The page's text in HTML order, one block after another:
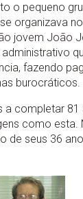
o pequeno
organizava
jovem João
fazendo
burocráticos.
a completar 81
como esta.
de seus 36